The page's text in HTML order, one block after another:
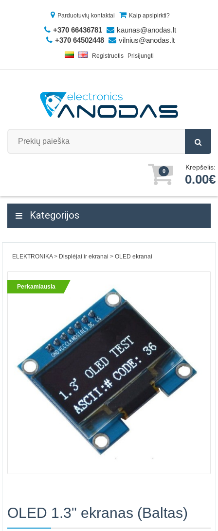
Parduotuvių kontaktai Kaip apsipirkti?
+370 66436781
kaunas@anodas.lt
+370 64502448
vilnius@anodas.lt
Registruotis Prisijungti
0 Krepšelis:
0.00€
Kategorijos
ELEKTRONIKA Displėjai ir ekranai OLED ekranai
Perkamiausia
OLED 1.3" ekranas (Baltas)